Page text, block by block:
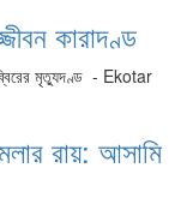
কারাদণ্ড
রায়: আসামি